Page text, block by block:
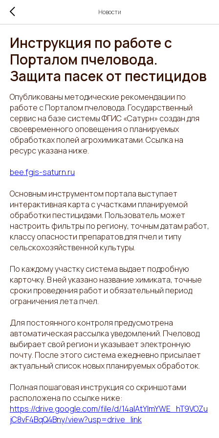
Новости
Инструкция по работе с
Порталом пчеловода.
Защита пасек от пестицидов
Опубликованы методические рекомендации по
работе с Порталом пчеловода. Государственный
сервис на базе системы ФГИС «Сатурн» создан для
своевременного оповещения о планируемых
обработках полей агрохимикатами. Ссылка на
ресурс указана ниже.
bee.fgis-saturn.ru
Основным инструментом портала выступает
интерактивная карта с участками планируемой
обработки пестицидами. Пользователь может
настроить фильтры по региону, точным датам работ,
классу опасности препаратов для пчел и типу
сельскохозяйственной культуры.
По каждому участку система выдает подробную
карточку. В ней указано название химиката, точные
сроки проведения работ и обязательный период
ограничения лета пчел.
Для постоянного контроля предусмотрена
автоматическая рассылка уведомлений. Пчеловод
выбирает свой регион и указывает электронную
почту. После этого система ежедневно присылает
актуальный список новых планируемых обработок.
Полная пошаговая инструкция со скриншотами
расположена по ссылке ниже:
https://drive.google.com/file/d/14aIAtYlmYWE_hT9VOZu
jC8vF4BqQ4Bny/view?usp=drive_link